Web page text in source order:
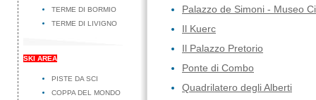
Palazzo de Simoni - Museo
Il Kuerc
Il Palazzo Pretorio
Ponte di Combo
Quadrilatero degli Alberti
TERME DI BORMIO
TERME DI LIVIGNO
SKI AREA
PISTE DA SCI
COPPA DEL MONDO